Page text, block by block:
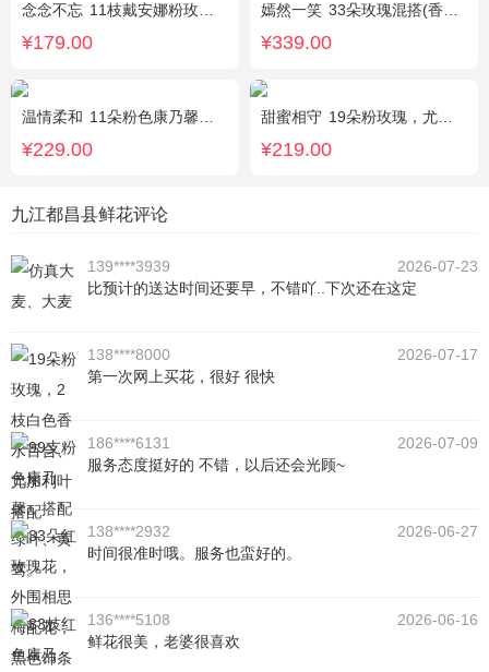
念念不忘 11枝戴安娜粉玫瑰，1枝多头百合，满天星、栀子叶
¥179.00
嫣然一笑 33朵玫瑰混搭(香槟玫瑰+红玫瑰)，桔梗、配花、绿叶
¥339.00
温情柔和 11朵粉色康乃馨，8朵粉玫瑰，搭配桔梗
¥229.00
甜蜜相守 19朵粉玫瑰，尤加利、小花搭配
¥219.00
九江都昌县鲜花评论
139****3939
2026-07-23
比预计的送达时间还要早，不错吖..下次还在这定
138****8000
2026-07-17
第一次网上买花，很好 很快
186****6131
2026-07-09
服务态度挺好的 不错，以后还会光顾~
138****2932
2026-06-27
时间很准时哦。服务也蛮好的。
136****5108
2026-06-16
鲜花很美，老婆很喜欢